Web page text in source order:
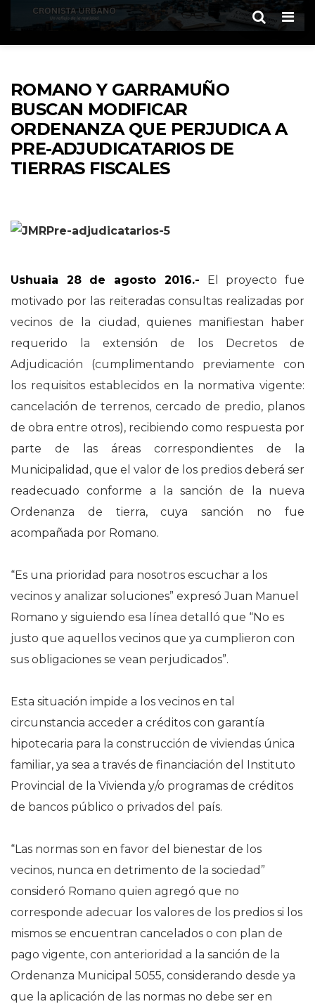
ROMANO Y GARRAMUÑO
BUSCAN MODIFICAR
ORDENANZA QUE PERJUDICA A
PRE-ADJUDICATARIOS DE
TIERRAS FISCALES
Ushuaia 28 de agosto 2016.- El proyecto fue
motivado por las reiteradas consultas realizadas por
vecinos de la ciudad, quienes manifiestan haber
requerido la extensión de los Decretos de
Adjudicación (cumplimentando previamente con
los requisitos establecidos en la normativa vigente:
cancelación de terrenos, cercado de predio, planos
de obra entre otros), recibiendo como respuesta por
parte de las áreas correspondientes de la
Municipalidad, que el valor de los predios deberá ser
readecuado conforme a la sanción de la nueva
Ordenanza de tierra, cuya sanción no fue
acompañada por Romano.
“Es una prioridad para nosotros escuchar a los
vecinos y analizar soluciones” expresó Juan Manuel
Romano y siguiendo esa línea detalló que “No es
justo que aquellos vecinos que ya cumplieron con
sus obligaciones se vean perjudicados”.
Esta situación impide a los vecinos en tal
circunstancia acceder a créditos con garantía
hipotecaria para la construcción de viviendas única
familiar, ya sea a través de financiación del Instituto
Provincial de la Vivienda y/o programas de créditos
de bancos público o privados del país.
“Las normas son en favor del bienestar de los
vecinos, nunca en detrimento de la sociedad”
consideró Romano quien agregó que no
corresponde adecuar los valores de los predios si los
mismos se encuentran cancelados o con plan de
pago vigente, con anterioridad a la sanción de la
Ordenanza Municipal 5055, considerando desde ya
que la aplicación de las normas no debe ser en